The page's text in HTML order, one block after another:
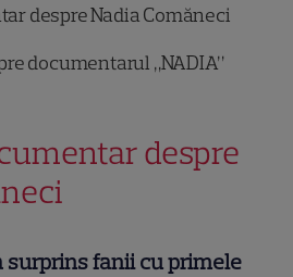
despre Nadia Comăneci
documentarul „NADIA”
despre
surprins fanii cu primele